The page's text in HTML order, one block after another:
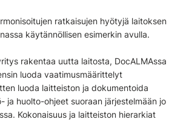
ratkaisujen hyötyjä laitoksen
käytännöllisen esimerkin avulla.
rakentaa uutta laitosta, DocALMAssa
luoda vaatimusmäärittelyt
luoda laitteiston ja dokumentoida
ja huolto-ohjeet suoraan järjestelmään jo
Kokonaisuus ja laitteiston hierarkiat